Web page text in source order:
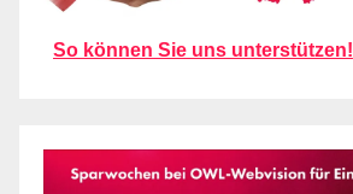
So können Sie uns unterstützen!